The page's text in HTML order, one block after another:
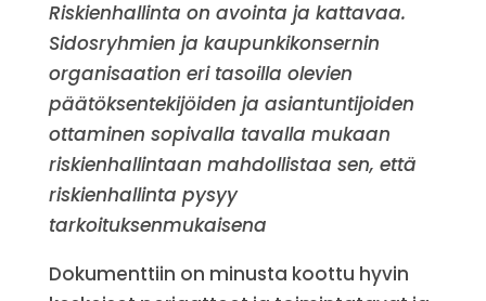
Riskienhallinta on avointa ja kattavaa.
Sidosryhmien ja kaupunkikonsernin
organisaation eri tasoilla olevien
päätöksentekijöiden ja asiantuntijoiden
ottaminen sopivalla tavalla mukaan
riskienhallintaan mahdollistaa sen, että
riskienhallinta pysyy
tarkoituksenmukaisena
Dokumenttiin on minusta koottu hyvin